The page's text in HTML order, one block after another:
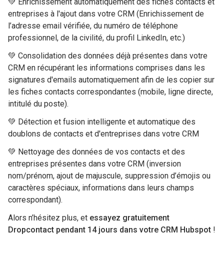
entreprises à l'ajout dans votre CRM (Enrichissement de
l’adresse email vérifiée, du numéro de téléphone
professionnel, de la civilité, du profil LinkedIn, etc.)
💚 Consolidation des données déjà présentes dans votre
CRM en récupérant les informations comprises dans les
signatures d'emails automatiquement afin de les copier sur
les fiches contacts correspondantes (mobile, ligne directe,
intitulé du poste).
💚 Détection et fusion intelligente et automatique des
doublons de contacts et d'entreprises dans votre CRM
💚 Nettoyage des données de vos contacts et des
entreprises présentes dans votre CRM (inversion
nom/prénom, ajout de majuscule, suppression d’émojis ou
caractères spéciaux, informations dans leurs champs
correspondant).
Alors n’hésitez plus, et essayez gratuitement
Dropcontact pendant 14 jours dans votre CRM Hubspot !